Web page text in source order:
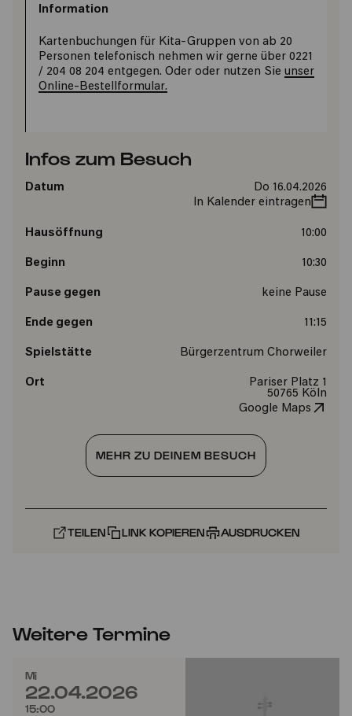
Information
Kartenbuchungen für Kita-Gruppen von ab 20
Personen telefonisch nehmen wir gerne über 0221
/ 204 08 204 entgegen. Oder oder nutzen Sie unser
Online-Bestellformular.
Infos zum Besuch
Datum
Do 16.04.2026
In Kalender eintragen
Hausöffnung 10:00
Beginn 10:30
Pause gegen keine Pause
Ende gegen 11:15
Spielstätte Bürgerzentrum Chorweiler
Ort
Pariser Platz 1
50765 Köln
Google Maps
MEHR ZU DEINEM BESUCH
TEILEN LINK KOPIEREN AUSDRUCKEN
Weitere Termine
Mi
22.04.2026
15:00